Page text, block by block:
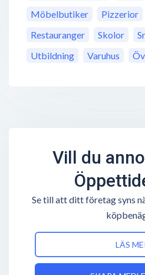
Möbelbutiker
Pizzerior
Restauranger
Skolor
Utbildning
Varuhus
Vill du
Se till att ditt företag syns
LÄS